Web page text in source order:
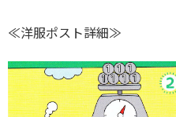
≪洋服ポスト詳細≫